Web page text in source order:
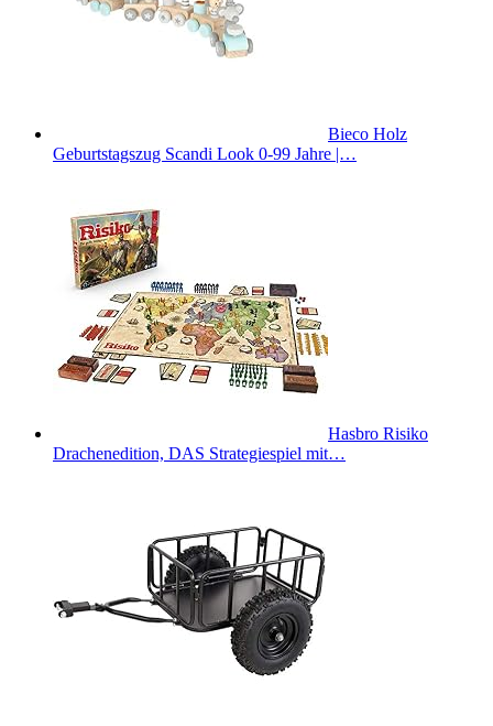
Bieco Holz
Geburtstagszug Scandi Look 0-99 Jahre |…
Hasbro Risiko
Drachenedition, DAS Strategiespiel mit…